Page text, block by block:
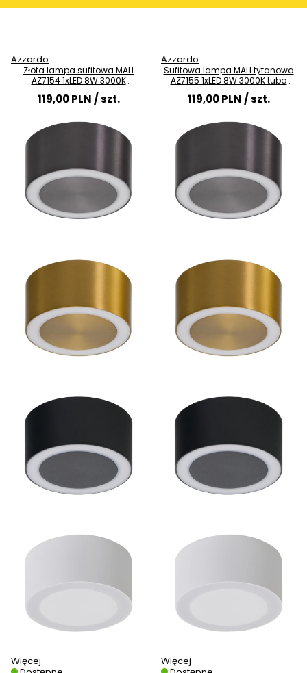
Azzardo
Złota lampa sufitowa MALI
AZ7154 1xLED 8W 3000K
natynkowa
119,00 PLN / szt.
Więcej
Azzardo
Sufitowa lampa MALI tytanowa
AZ7155 1xLED 8W 3000K tuba
natynkowa
119,00 PLN / szt.
Więcej